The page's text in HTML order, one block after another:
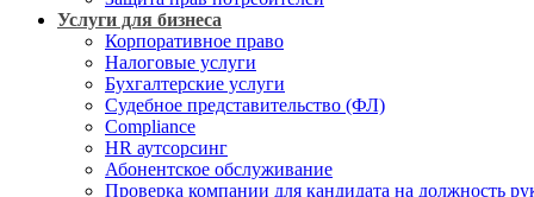
Услуги для бизнеса
Корпоративное право
Налоговые услуги
Бухгалтерские услуги
Судебное представительство (ФЛ)
Compliance
HR аутсорсинг
Абонентское обслуживание
Проверка компании для кандидата на должность